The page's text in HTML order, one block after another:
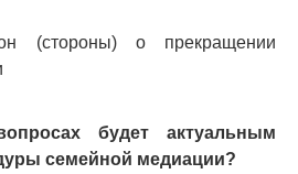
(стороны) о прекращении
будет актуальным
семейной медиации?